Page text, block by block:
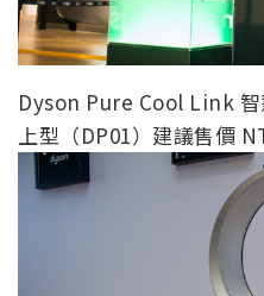
Dyson Pure Cool Link 智
上型（DP01）建議售價